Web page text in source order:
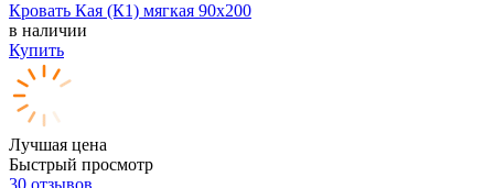
Кровать Кая (К1) мягкая 90х200
в наличии
Купить
Лучшая цена
Быстрый просмотр